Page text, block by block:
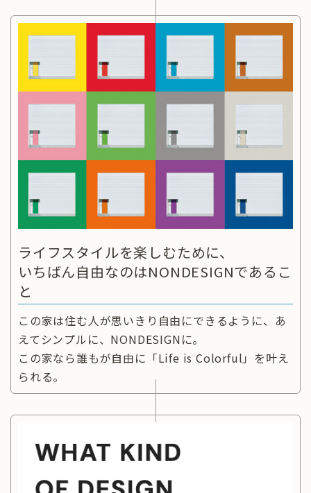
ライフスタイルを楽しむために、
いちばん自由なのはNONDESIGNであるこ
と
この家は住む人が思いきり自由にできるように、あ
えてシンプルに、NONDESIGNに。
この家なら誰もが自由に「Life is Colorful」を叶え
られる。